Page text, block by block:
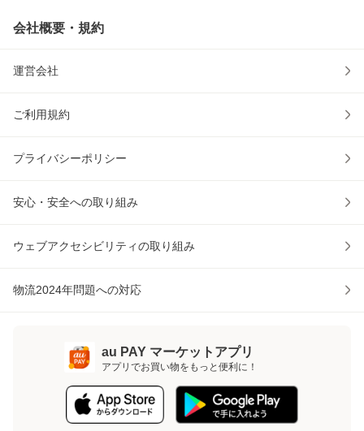
会社概要・規約
運営会社
ご利用規約
プライバシーポリシー
安心・安全への取り組み
ウェブアクセシビリティの取り組み
物流2024年問題への対応
au PAY マーケットアプリ
アプリでお買い物をもっと便利に！